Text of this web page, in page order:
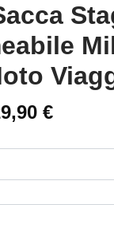
€
19,97
a
29,90 €